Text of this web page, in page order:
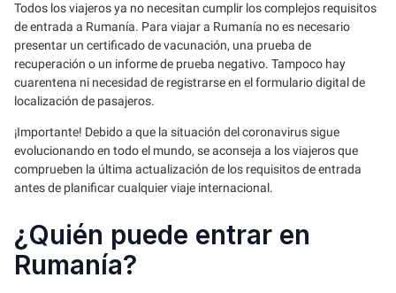
Todos los viajeros ya no necesitan cumplir los complejos requisitos
de entrada a Rumanía. Para viajar a Rumanía no es necesario
presentar un certificado de vacunación, una prueba de
recuperación o un informe de prueba negativo. Tampoco hay
cuarentena ni necesidad de registrarse en el formulario digital de
localización de pasajeros.
¡Importante! Debido a que la situación del coronavirus sigue
evolucionando en todo el mundo, se aconseja a los viajeros que
comprueben la última actualización de los requisitos de entrada
antes de planificar cualquier viaje internacional.
¿Quién puede entrar en
Rumanía?